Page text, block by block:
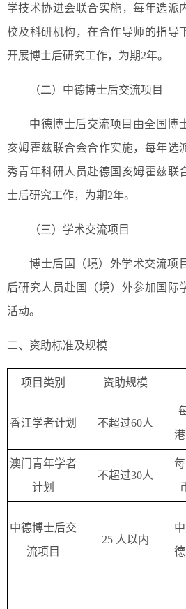
学技术协进会联合实施，每年选派
校及科研机构，在合作导师的指导
开展博士后研究工作，为期2年。
（二）中德博士后交流项目
中德博士后交流项目由全国博
亥姆霍兹联合会合作实施，每年选
秀青年科研人员赴德国亥姆霍兹联
士后研究工作，为期2年。
（三）学术交流项目
博士后国（境）外学术交流项
后研究人员赴国（境）外参加国际
活动。
二、资助标准及规模
项目类别 资助规模
香江学者计划 不超过60人
澳门青年学者
计划
不超过30人
中德博士后交
流项目
25 人以内